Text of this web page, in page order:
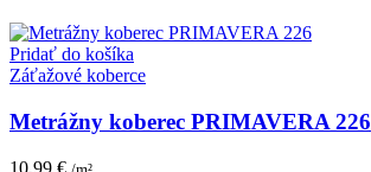
Pridať do košíka
Záťažové koberce
Metrážny koberec PRIMAVERA 226
10,99 €